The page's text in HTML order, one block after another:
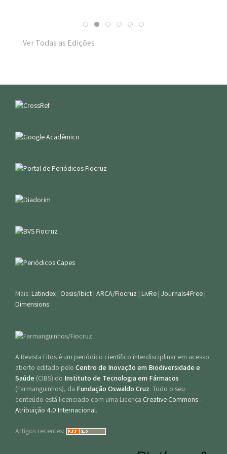
Ver Todas as Edições
Mais: Latindex | Oasis/Ibict | ARCA/Fiocruz | LivRe | Journals4Free |
Dimensions
A Revista Fitos é um periódico científico interdisciplinar em acesso
aberto editado pelo Centro de Inovação em Biodiversidade e
Saúde (CIBS) do Instituto de Tecnologia em Fármacos
(Farmanguinhos), da Fundação Oswaldo Cruz. Todo o seu
conteúdo está licenciado com uma Licença Creative Commons -
Atribuição 4.0 Internacional.
Artigos recentes: